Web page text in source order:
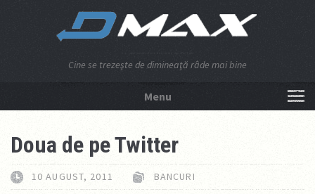
Cine se trezeşte de dimineaţă râde mai bine
Menu
Doua de pe Twitter
10 AUGUST, 2011 BANCURI